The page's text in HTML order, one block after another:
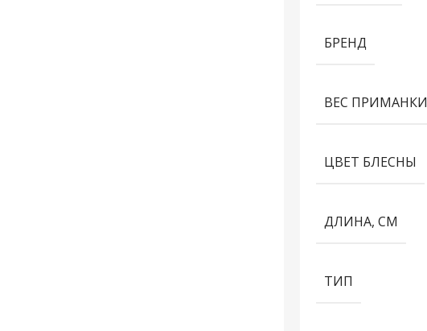
БРЕНД
ВЕС ПРИМАНКИ
ЦВЕТ БЛЕСНЫ
ДЛИНА, СМ
ТИП